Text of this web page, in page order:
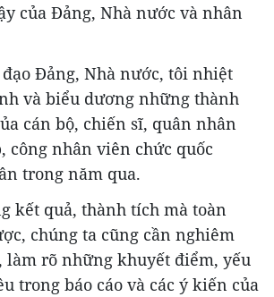
của Đảng, Nhà nước và nhân
Đảng, Nhà nước, tôi nhiệt
và biểu dương những thành
cán bộ, chiến sĩ, quân nhân
công nhân viên chức quốc
trong năm qua.
kết quả, thành tích mà toàn
chúng ta cũng cần nghiêm
làm rõ những khuyết điểm, yếu
trong báo cáo và các ý kiến của